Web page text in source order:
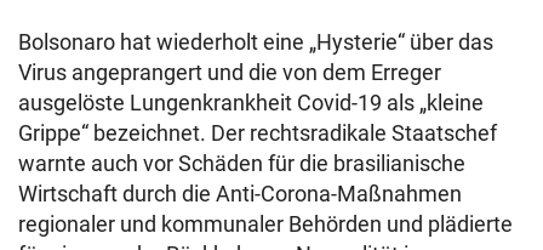
Bolsonaro hat wiederholt eine „Hysterie“ über das
Virus angeprangert und die von dem Erreger
ausgelöste Lungenkrankheit Covid-19 als „kleine
Grippe“ bezeichnet. Der rechtsradikale Staatschef
warnte auch vor Schäden für die brasilianische
Wirtschaft durch die Anti-Corona-Maßnahmen
regionaler und kommunaler Behörden und plädierte